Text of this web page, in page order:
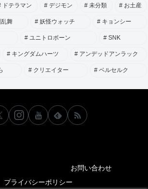
ドテラマン デジモン 未分類 お土産
乱舞 妖怪ウォッチ キョンシー
ユニトロボーン SNK
キングダムハーツ アンデッドアンラック
クリエイター ベルセルク
お問い合わせ
プライバシーポリシー